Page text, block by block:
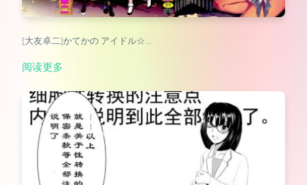
[大友卓二]かてかの アイドル☆…
阅读更多